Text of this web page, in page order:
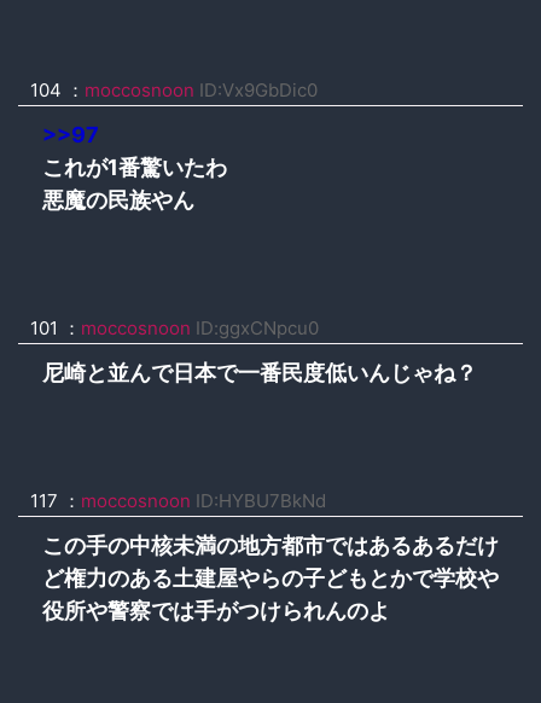
104 ： moccosnoon ID:Vx9GbDic0
>>97
これが1番驚いたわ
悪魔の民族やん
101 ： moccosnoon ID:ggxCNpcu0
尼崎と並んで日本で一番民度低いんじゃね？
117 ： moccosnoon ID:HYBU7BkNd
この手の中核未満の地方都市ではあるあるだけ
ど権力のある土建屋やらの子どもとかで学校や
役所や警察では手がつけられんのよ